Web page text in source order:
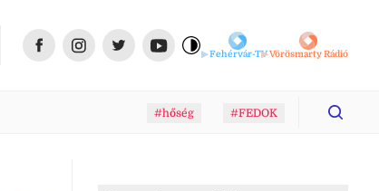
Fehérvár-TVVörösmarty Rádió
#hőség #FEDOK